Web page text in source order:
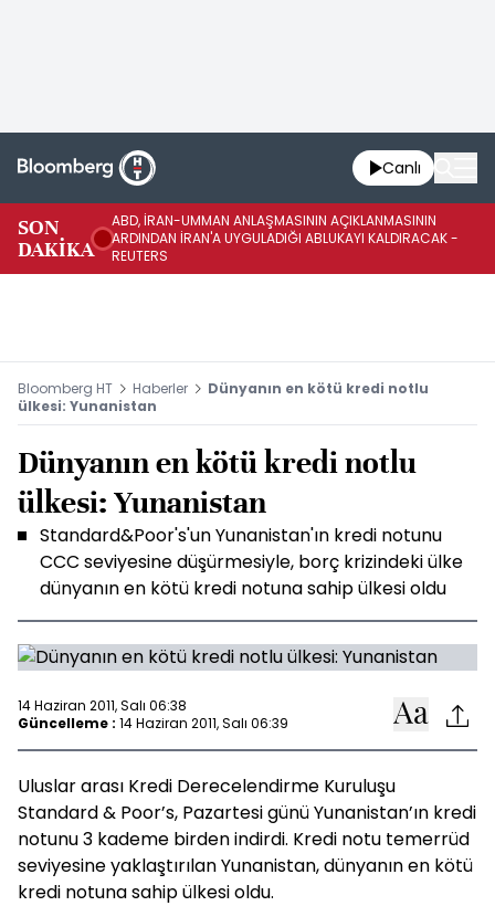
Canlı
SON
DAKİKA
ABD, İRAN-UMMAN ANLAŞMASININ AÇIKLANMASININ
ARDINDAN İRAN'A UYGULADIĞI ABLUKAYI KALDIRACAK -
REUTERS
Bloomberg HT Haberler
Dünyanın en kötü kredi notlu
ülkesi: Yunanistan
Dünyanın en kötü kredi notlu
ülkesi: Yunanistan
Standard&Poor's'un Yunanistan'ın kredi notunu
CCC seviyesine düşürmesiyle, borç krizindeki ülke
dünyanın en kötü kredi notuna sahip ülkesi oldu
14 Haziran 2011, Salı 06:38
Güncelleme : 14 Haziran 2011, Salı 06:39
Uluslar arası Kredi Derecelendirme Kuruluşu
Standard & Poor’s, Pazartesi günü Yunanistan’ın kredi
notunu 3 kademe birden indirdi. Kredi notu temerrüd
seviyesine yaklaştırılan Yunanistan, dünyanın en kötü
kredi notuna sahip ülkesi oldu.